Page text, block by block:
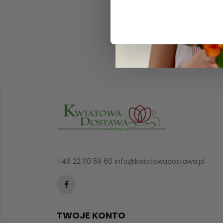
+48 22 110 59 60 info@kwiatowadostawa.pl
TWOJE KONTO